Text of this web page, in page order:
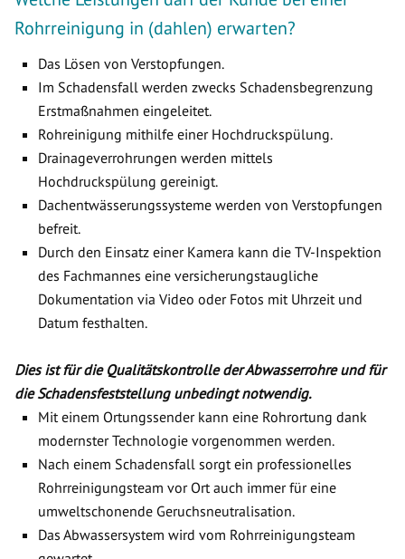
Rohrreinigung in (dahlen) erwarten?
Das Lösen von Verstopfungen.
Im Schadensfall werden zwecks Schadensbegrenzung
Erstmaßnahmen eingeleitet.
Rohreinigung mithilfe einer Hochdruckspülung.
Drainageverrohrungen werden mittels
Hochdruckspülung gereinigt.
Dachentwässerungssysteme werden von Verstopfungen
befreit.
Durch den Einsatz einer Kamera kann die TV-Inspektion
des Fachmannes eine versicherungstaugliche
Dokumentation via Video oder Fotos mit Uhrzeit und
Datum festhalten.
Dies ist für die Qualitätskontrolle der Abwasserrohre und für
die Schadensfeststellung unbedingt notwendig.
Mit einem Ortungssender kann eine Rohrortung dank
modernster Technologie vorgenommen werden.
Nach einem Schadensfall sorgt ein professionelles
Rohrreinigungsteam vor Ort auch immer für eine
umweltschonende Geruchsneutralisation.
Das Abwassersystem wird vom Rohrreinigungsteam